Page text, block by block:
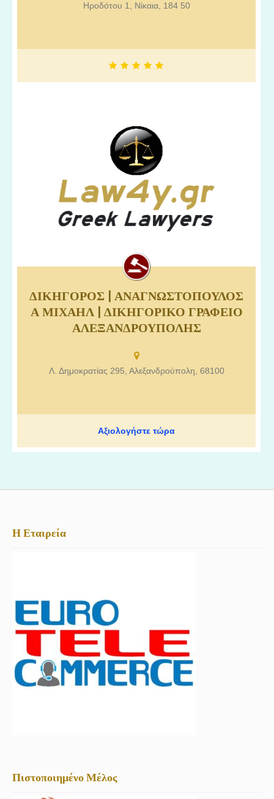
Ηροδότου 1, Νίκαια, 184 50
Δικηγόροι Αλεξανδρούπολης, Δικηγορικό γραφείο
Αλεξανδρούπολης, Δικηγόρος Αλεξανδρούπολης
Αναγνωστόπουλος Μιχαήλ.
ΔΙΚΗΓΟΡΟΣ | ΑΝΑΓΝΩΣΤΟΠΟΥΛΟΣ
Α ΜΙΧΑΗΛ | ΔΙΚΗΓΟΡΙΚΟ ΓΡΑΦΕΙΟ
ΑΛΕΞΑΝΔΡΟΥΠΟΛΗΣ
Λ. Δημοκρατίας 295, Αλεξανδρούπολη, 68100
Αξιολογήστε τώρα
Η Εταιρεία
Πιστοποιημένο Μέλος